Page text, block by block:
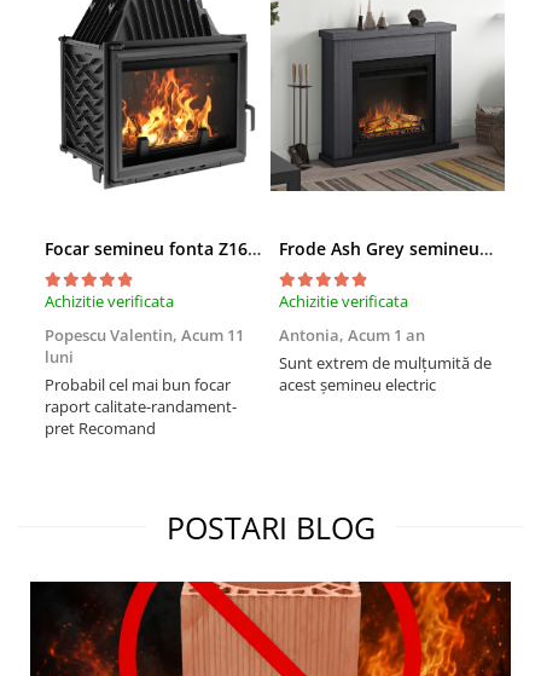
Focar semineu fonta Z160 15kW
Achizitie verificata
Popescu Valentin, Acum 11
luni
Probabil cel mai bun focar
raport calitate-randament-
pret Recomand
Frode Ash Grey semineu electric gri
Achizitie verificata
Antonia, Acum 1 an
Sunt extrem de mulțumită de
acest șemineu electric
POSTARI BLOG